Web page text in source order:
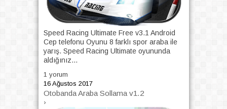
Speed ​​Racing Ultimate Free v3.1 Android
Cep telefonu Oyunu 8 farklı spor araba ile
yarış. Speed ​​Racing Ultimate oyununda
aldığınız...
1 yorum
16 Ağustos 2017
Otobanda Araba Sollama v1.2
›